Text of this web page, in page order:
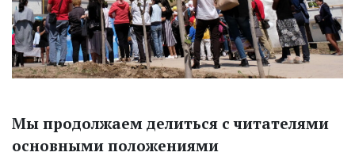
Мы продолжаем делиться с читателями
основными положениями